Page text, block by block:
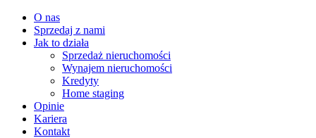
O nas
Sprzedaj z nami
Jak to działa
Sprzedaż nieruchomości
Wynajem nieruchomości
Kredyty
Home staging
Opinie
Kariera
Kontakt